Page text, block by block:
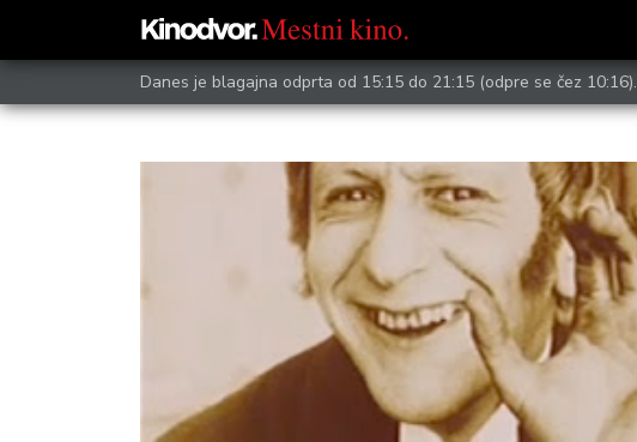
Danes je blagajna odprta od 15:15 do 21:15 (odpre se čez 10:16).